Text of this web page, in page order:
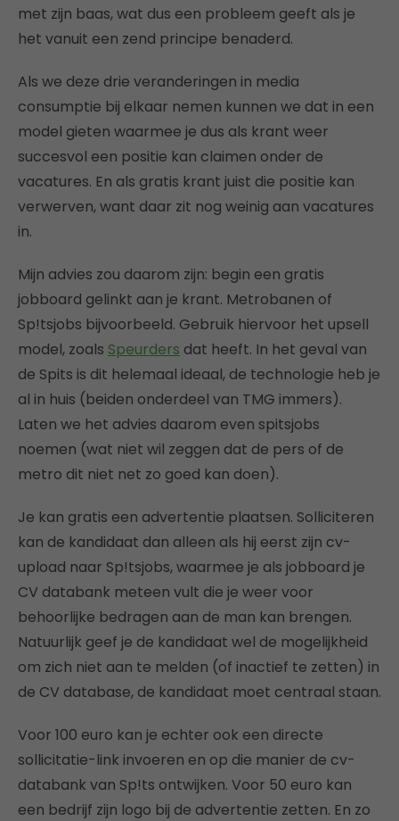
met zijn baas, wat dus een probleem geeft als je
het vanuit een zend principe benaderd.
Als we deze drie veranderingen in media
consumptie bij elkaar nemen kunnen we dat in een
model gieten waarmee je dus als krant weer
succesvol een positie kan claimen onder de
vacatures. En als gratis krant juist die positie kan
verwerven, want daar zit nog weinig aan vacatures
in.
Mijn advies zou daarom zijn: begin een gratis
jobboard gelinkt aan je krant. Metrobanen of
Sp!tsjobs bijvoorbeeld. Gebruik hiervoor het upsell
model, zoals Speurders dat heeft. In het geval van
de Spits is dit helemaal ideaal, de technologie heb je
al in huis (beiden onderdeel van TMG immers).
Laten we het advies daarom even spitsjobs
noemen (wat niet wil zeggen dat de pers of de
metro dit niet net zo goed kan doen).
Je kan gratis een advertentie plaatsen. Solliciteren
kan de kandidaat dan alleen als hij eerst zijn cv-
upload naar Sp!tsjobs, waarmee je als jobboard je
CV databank meteen vult die je weer voor
behoorlijke bedragen aan de man kan brengen.
Natuurlijk geef je de kandidaat wel de mogelijkheid
om zich niet aan te melden (of inactief te zetten) in
de CV database, de kandidaat moet centraal staan.
Voor 100 euro kan je echter ook een directe
sollicitatie-link invoeren en op die manier de cv-
databank van Sp!ts ontwijken. Voor 50 euro kan
een bedrijf zijn logo bij de advertentie zetten. En zo